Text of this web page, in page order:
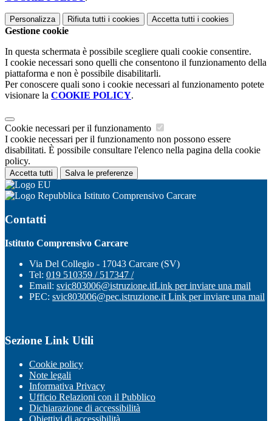
Personalizza Rifiuta tutti i cookies Accetta tutti i cookies
Gestione cookie
In questa schermata è possibile scegliere quali cookie consentire.
I cookie necessari sono quelli che consentono il funzionamento della
piattaforma e non è possibile disabilitarli.
Per conoscere quali sono i cookie necessari al funzionamento potete
visionare la COOKIE POLICY.
Cookie necessari per il funzionamento
I cookie necessari per il funzionamento non possono essere
disabilitati. È possibile consultare l'elenco nella pagina della cookie
policy.
Accetta tutti Salva le preferenze
Istituto Comprensivo Carcare
Contatti
Istituto Comprensivo Carcare
Via Del Collegio - 17043 Carcare (SV)
Tel: 019 510359 / 517347 /
Email: svic803006@istruzione.itLink per inviare una mail
PEC: svic803006@pec.istruzione.it Link per inviare una mail
Sezione Link Utili
Cookie policy
Note legali
Informativa Privacy
Ufficio Relazioni con il Pubblico
Dichiarazione di accessibilità
Obiettivi di accessibilità